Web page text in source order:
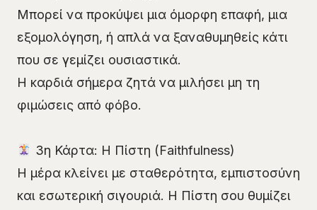
Μπορεί να προκύψει μια όμορφη επαφή, μια
εξομολόγηση, ή απλά να ξαναθυμηθείς κάτι
που σε γεμίζει ουσιαστικά.
Η καρδιά σήμερα ζητά να μιλήσει μη τη
φιμώσεις από φόβο.
3η Κάρτα: Η Πίστη (Faithfulness)
Η μέρα κλείνει με σταθερότητα, εμπιστοσύνη
και εσωτερική σιγουριά. Η Πίστη σου θυμίζει